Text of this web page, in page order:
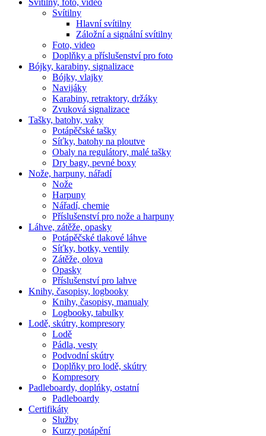
Svítilny
Hlavní svítilny
Záložní a signální svítilny
Foto, video
Doplňky a příslušenství pro foto
Bójky, karabiny, signalizace
Bójky, vlajky
Navijáky
Karabiny, retraktory, držáky
Zvuková signalizace
Tašky, batohy, vaky
Potápěčské tašky
Síťky, batohy na ploutve
Obaly na regulátory, malé tašky
Dry bagy, pevné boxy
Nože, harpuny, nářadí
Nože
Harpuny
Nářadí, chemie
Příslušenství pro nože a harpuny
Láhve, zátěže, opasky
Potápěčské tlakové láhve
Síťky, botky, ventily
Zátěže, olova
Opasky
Příslušenství pro lahve
Knihy, časopisy, logbooky
Knihy, časopisy, manualy
Logbooky, tabulky
Lodě, skútry, kompresory
Lodě
Pádla, vesty
Podvodní skútry
Doplňky pro lodě, skútry
Kompresory
Padleboardy, doplńky, ostatní
Padleboardy
Certifikáty
Služby
Kurzy potápění